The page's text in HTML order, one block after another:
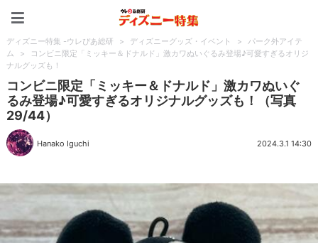
ディズニー特集 -ウレぴあ総研 > ディズニーグッズ・イベント >
パーク外アイテ
ム
>
コンビニ限定「ミッキー＆ドナルド」激カワぬいぐるみ登場♪可愛すぎるオリジ
ナルグッズも！
コンビニ限定「ミッキー＆ドナルド」激カワぬいぐ
るみ登場♪可愛すぎるオリジナルグッズも！（写真
29/44）
Hanako Iguchi 2024.3.1 14:30